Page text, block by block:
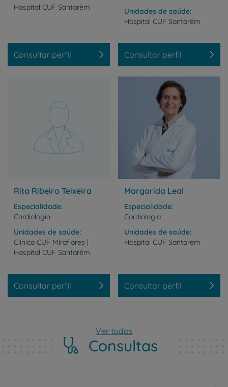
Hospital CUF Santarém
Consultar perfil
Unidades de saúde
Hospital CUF Santarém
Consultar perfil
Rita Ribeiro Teixeira
Especialidade
Cardiologia
Unidades de saúde
Clínica CUF Miraflores |
Hospital CUF Santarém
Consultar perfil
Margarida Leal
Especialidade
Cardiologia
Unidades de saúde
Hospital CUF Santarém
Consultar perfil
Ver todos
Consultas